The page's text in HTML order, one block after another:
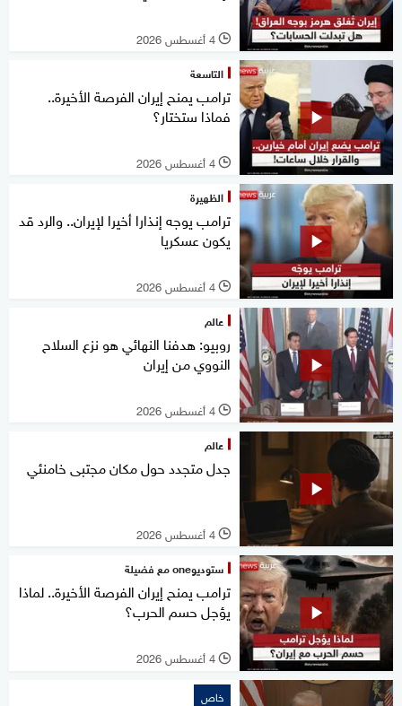
l 4 أغسطس 2026
التاسعة
ترامب يمنح إيران الفرصة الأخيرة..
فماذا ستختار؟
l 4 أغسطس 2026
الظهيرة
ترامب يوجه إنذارا أخيرا لإيران.. والرد قد
يكون عسكريا
l 4 أغسطس 2026
عالم
روبيو: هدفنا النهائي هو نزع السلاح
النووي من إيران
l 4 أغسطس 2026
عالم
جدل متجدد حول مكان مجتبى خامنئي
l 4 أغسطس 2026
ستوديوone مع فضيلة
ترامب يمنح إيران الفرصة الأخيرة.. لماذا
يؤجل حسم الحرب؟
l 4 أغسطس 2026
خاص